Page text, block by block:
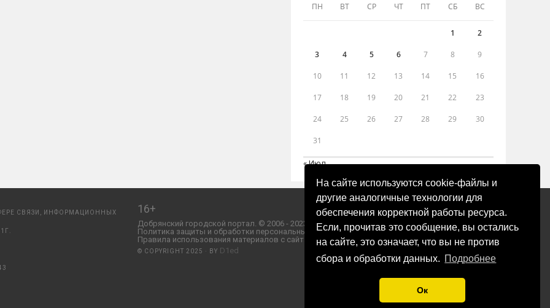
На сайте используются cookie-файлы и
другие аналогичные технологии для
обеспечения корректной работы ресурса.
Если, прочитав это сообщение, вы остались
на сайте, это означает, что вы не против
сбора и обработки данных. Подробнее
Ок
ПН ВТ СР ЧТ ПТ СБ ВС
1 2
3 4 5 6 7 8 9
10 11 12 13 14 15 16
17 18 19 20 21 22 23
24 25 26 27 28 29 30
31
« Июл
СВЯЗИ, ИНФОРМАЦИОННЫХ
16+
Добрянский городской портал. © 2006 - 2023 ООО «Пресса-Том».
Политика защиты и обработки персональных данных ООО «Пресса-Том».
Правила использования материалов с сайта «ЗОРИ ПЛЮС».
© COPYRIGHT 2025 · BY D1ed